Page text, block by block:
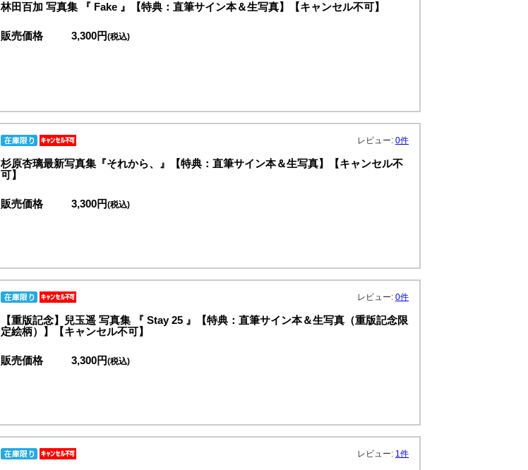
林田百加 写真集 『 Fake 』【特典：直筆サイン本＆生写真】【キャンセル不可】
販売価格 3,300円(税込)
レビュー: 0件
杉原杏璃最新写真集『それから、』【特典：直筆サイン本＆生写真】【キャンセル不
可】
販売価格 3,300円(税込)
レビュー: 0件
【重版記念】兒玉遥 写真集 『 Stay 25 』【特典：直筆サイン本＆生写真（重版記念限
定絵柄）】【キャンセル不可】
販売価格 3,300円(税込)
レビュー: 1件